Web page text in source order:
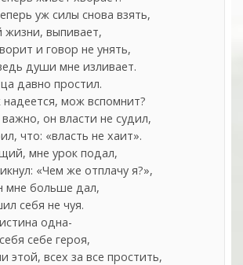
уж силы снова взять,
жизни, выпивает,
и говор не унять,
души мне изливает.
давно простил.
мож вспомнит?
он власти не судил,
что: «власть не хаит».
мне урок подал,
«Чем же отплачу я?»,
мне больше дал,
себя не чуя.
одна-
себе героя,
этой, всех за все простить,